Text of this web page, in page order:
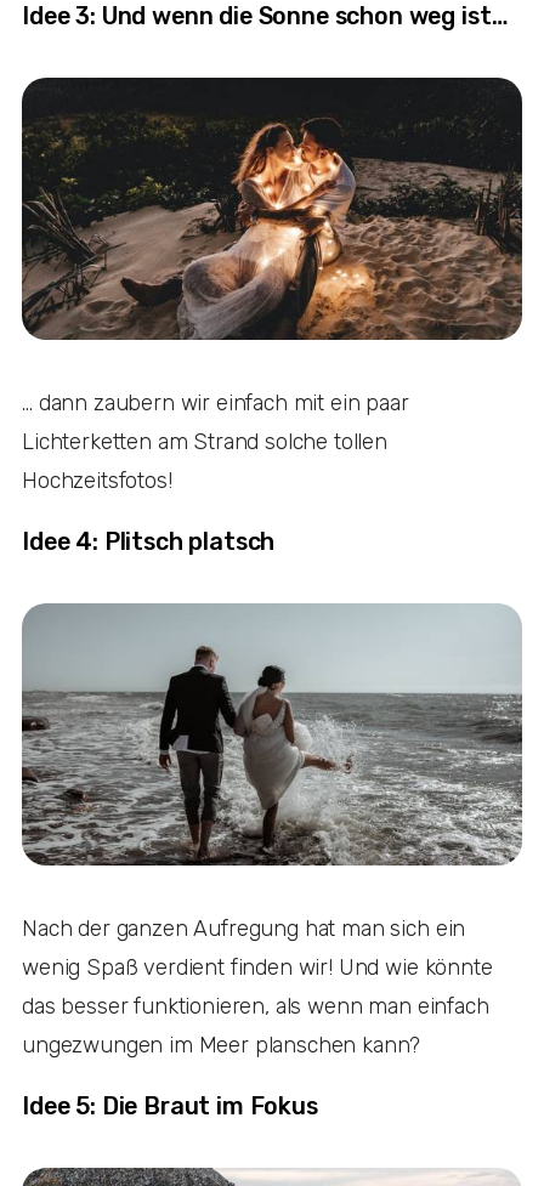
Idee 3: Und wenn die Sonne schon weg ist…
… dann zaubern wir einfach mit ein paar
Lichterketten am Strand solche tollen
Hochzeitsfotos!
Idee 4: Plitsch platsch
Nach der ganzen Aufregung hat man sich ein
wenig Spaß verdient finden wir! Und wie könnte
das besser funktionieren, als wenn man einfach
ungezwungen im Meer planschen kann?
Idee 5: Die Braut im Fokus